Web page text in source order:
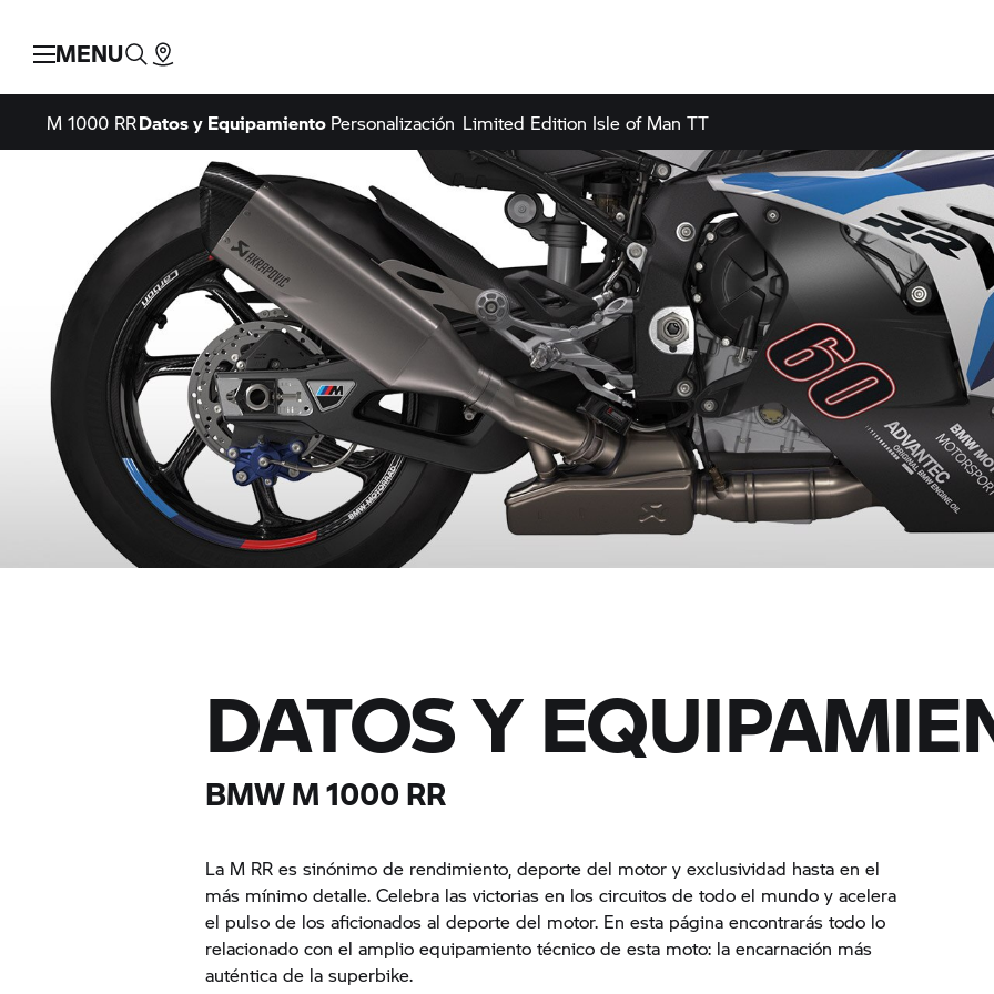
MENU
M 1000 RRDatos y Equipamiento Personalización Limited Edition Isle of Man TT
DATOS Y
BMW M 1000 RR
La M RR es sinónimo de rendimiento, deporte del motor y exclusividad hasta en el
más mínimo detalle. Celebra las victorias en los circuitos de todo el mundo y acelera
el pulso de los aficionados al deporte del motor. En esta página encontrarás todo lo
relacionado con el amplio equipamiento técnico de esta moto: la encarnación más
auténtica de la superbike.